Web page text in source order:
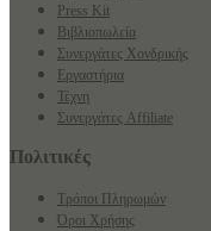
Press Kit
Βιβλιοπωλεία
Συνεργάτες Χονδρικής
Εργαστήρια
Τέχνη
Συνεργάτες Affiliate
Πολιτικές
Τρόποι Πληρωμών
Όροι Χρήσης